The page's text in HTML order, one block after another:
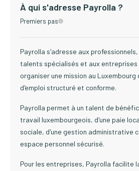
À qui s'adresse Payrolla ?
Premiers pas
Payrolla s'adresse aux
talents spécialisés et aux entreprises
organiser une mission au Luxembourg
d'emploi structuré et conforme.
Payrolla permet à un talent de
travail luxembourgeois, d'une paie
sociale, d'une gestion administrative
espace personnel sécurisé.
Pour les entreprises, Payrolla facilite